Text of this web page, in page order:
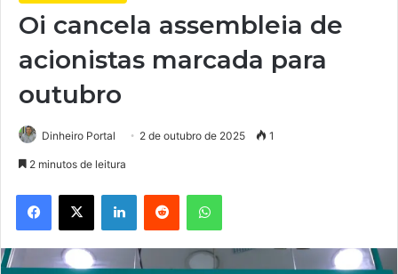
Oi cancela assembleia de
acionistas marcada para
outubro
Dinheiro Portal 2 de outubro de 2025 1
2 minutos de leitura
Facebook
X LinkedinReddit WhatsApp